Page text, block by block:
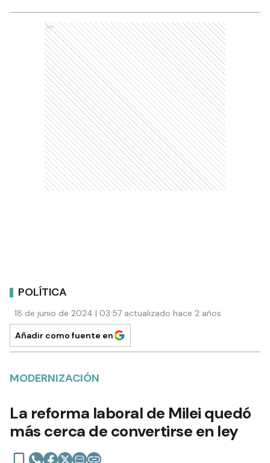
Ads
POLÍTICA
18 de junio de 2024 | 03:57 actualizado hace 2 años
Añadir como fuente en
MODERNIZACIÓN
La reforma laboral de Milei quedó
más cerca de convertirse en ley